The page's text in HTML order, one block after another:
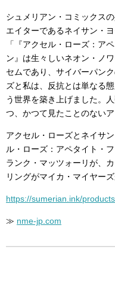
シュメリアン・コミックス
エイターであるネイサン・
「『アクセル・ローズ：ア
ン』は生々しいネオン・ノ
セムであり、サイバーパン
ズと私は、反抗とは単なる
う世界を築き上げました。
つ、かつて見たことのないア
アクセル・ローズとネイサ
ル・ローズ：アペタイト・
ランク・マッツォーリが、
リングがマイカ・マイヤー
https://sumerian.ink/
≫ nme-jp.com